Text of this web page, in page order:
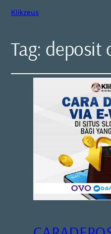
Klikzeus
Tag: deposit